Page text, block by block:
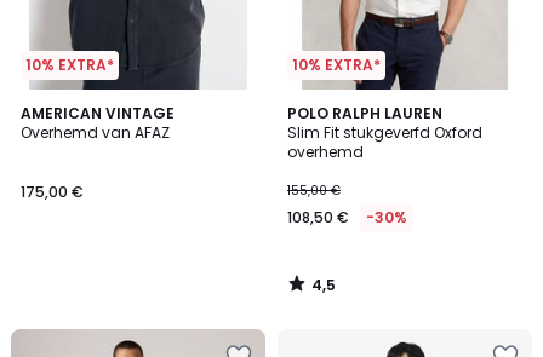
10% EXTRA*
AMERICAN VINTAGE
Overhemd van AFAZ
175,00 €
10% EXTRA*
POLO RALPH LAUREN
Slim Fit stukgeverfd Oxford
overhemd
155,00 €
108,50 € -30%
4,5
/ 5
4,5
/